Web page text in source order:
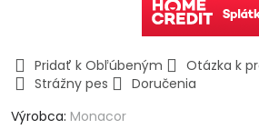
Pridať k Obľúbeným
Otázka k
Strážny pes
Doručenia
Výrobca: Monacor